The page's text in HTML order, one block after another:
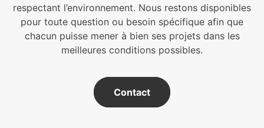
respectant l’environnement. Nous restons disponibles
pour toute question ou besoin spécifique afin que
chacun puisse mener à bien ses projets dans les
meilleures conditions possibles.
Contact